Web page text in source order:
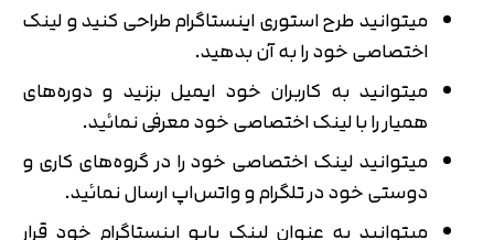
میتوانید طرح استوری اینستاگرام طراحی کنید و لینک
اختصاصی خود را به آن بدهید.
میتوانید به کاربران خود ایمیل بزنید و دوره‌های
همیار را با لینک اختصاصی خود معرفی نمائید.
میتوانید لینک اختصاصی خود را در گروه‌های کاری و
دوستی خود در تلگرام و واتس‌اپ ارسال نمائید.
میتوانید به عنوان لینک بایو اینستاگرام خود قرار